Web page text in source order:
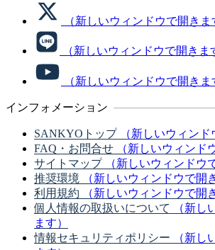
（新しいウィンドウで開きま
（新しいウィンドウで開きま
（新しいウィンドウで開きま
インフォメーション
SANKYOトップ
（新しいウィンド
FAQ・お問合せ
（新しいウィンド
サイトマップ
（新しいウィンドウ
推奨環境
（新しいウィンドウで開
利用規約
（新しいウィンドウで開
個人情報の取扱いについて
（新し
ます）
情報セキュリティポリシー
（新し